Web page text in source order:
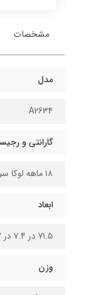
مشخصات
مدل
A2634
گارانتی و
۱۸ ماهه لوکا سرویس - رجیستری شرکتی
ابعاد
71.5 در ۷.۴ در ۱۴۶.۷ (میلی متر)
وزن